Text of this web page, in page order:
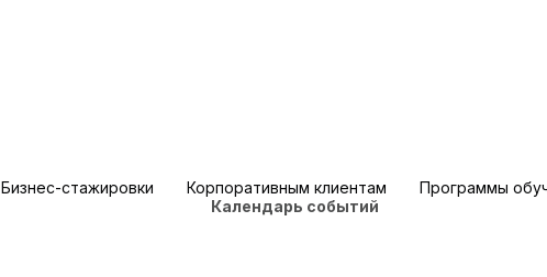
Бизнес-стажировки Корпоративным клиентам Программы
Календарь событий
Календарь событий